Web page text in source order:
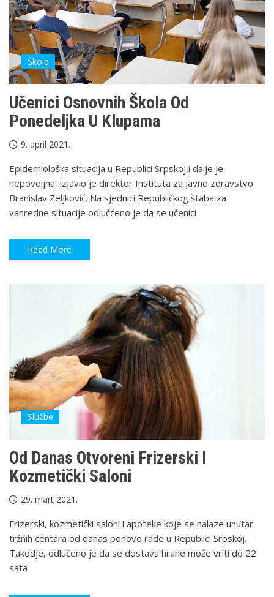
Škola
Učenici Osnovnih Škola Od
Ponedeljka U Klupama
9. april 2021.
Epidemiološka situacija u Republici Srpskoj i dalje je
nepovoljna, izjavio je direktor Instituta za javno zdravstvo
Branislav Zeljković. Na sjednici Republičkog štaba za
vanredne situacije odlučćeno je da se učenici
Read More
Službe
Od Danas Otvoreni Frizerski I
Kozmetički Saloni
29. mart 2021.
Frizerski, kozmetički saloni i apoteke koje se nalaze unutar
tržnih centara od danas ponovo rade u Republici Srpskoj.
Takodje, odlučeno je da se dostava hrane može vriti do 22
sata